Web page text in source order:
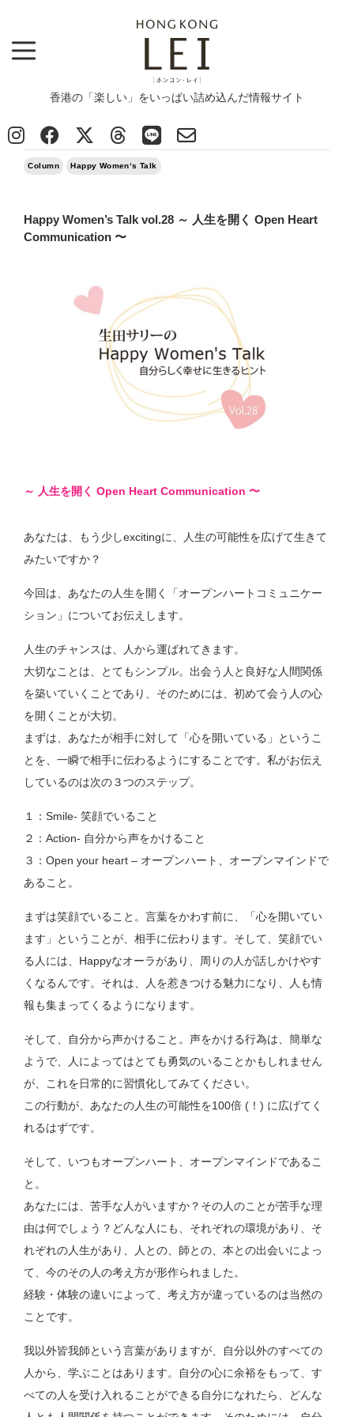
香港の「楽しい」をいっぱい詰め込んだ情報サイト
Column
>
2018/07/14
Column Happy Women‘s Talk
Happy Women’s Talk vol.28 ～ 人生を開く Open Heart
Communication 〜
～ 人生を開く Open Heart Communication 〜
あなたは、もう少しexcitingに、人生の可能性を広げて生きて
みたいですか？
今回は、あなたの人生を開く「オープンハートコミュニケー
ション」についてお伝えします。
人生のチャンスは、人から運ばれてきます。
大切なことは、とてもシンプル。出会う人と良好な人間関係
を築いていくことであり、そのためには、初めて会う人の心
を開くことが大切。
まずは、あなたが相手に対して「心を開いている」というこ
とを、一瞬で相手に伝わるようにすることです。私がお伝え
しているのは次の３つのステップ。
１：Smile- 笑顔でいること
２：Action- 自分から声をかけること
３：Open your heart – オープンハート、オープンマインドで
あること。
まずは笑顔でいること。言葉をかわす前に、「心を開いてい
ます」ということが、相手に伝わります。そして、笑顔でい
る人には、Happyなオーラがあり、周りの人が話しかけやす
くなるんです。それは、人を惹きつける魅力になり、人も情
報も集まってくるようになります。
そして、自分から声かけること。声をかける行為は、簡単な
ようで、人によってはとても勇気のいることかもしれません
が、これを日常的に習慣化してみてください。
この行動が、あなたの人生の可能性を100倍 (！) に広げてく
れるはずです。
そして、いつもオープンハート、オープンマインドであるこ
と。
あなたには、苦手な人がいますか？その人のことが苦手な理
由は何でしょう？どんな人にも、それぞれの環境があり、そ
れぞれの人生があり、人との、師との、本との出会いによっ
て、今のその人の考え方が形作られました。
経験・体験の違いによって、考え方が違っているのは当然の
ことです。
我以外皆我師という言葉がありますが、自分以外のすべての
人から、学ぶことはあります。自分の心に余裕をもって、す
べての人を受け入れることができる自分になれたら、どんな